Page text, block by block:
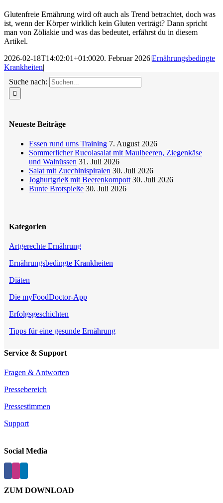
Glutenfreie Ernährung wird oft auch als Trend betrachtet, doch was
ist, wenn der Körper wirklich kein Gluten verträgt? Dann spricht
man von Zöliakie und was das bedeutet, erfährst du in diesem
Artikel.
2026-02-18T14:02:01+01:0020. Februar 2026|Ernährungsbedingte
Krankheiten|
Suche nach:
Neueste Beiträge
Essen rund ums Training 7. August 2026
Sommerlicher Rucolasalat mit Maulbeeren, Ziegenkäse
und Walnüssen 31. Juli 2026
Salat mit Zucchinispiralen 30. Juli 2026
Joghurtgrieß mit Beerenkompott 30. Juli 2026
Bunte Brotspieße 30. Juli 2026
Kategorien
Artgerechte Ernährung
Ernährungsbedingte Krankheiten
Diäten
Die myFoodDoctor-App
Erfolgsgeschichten
Tipps für eine gesunde Ernährung
Service & Support
Fragen & Antworten
Pressebereich
Pressestimmen
Support
Social Media
ZUM DOWNLOAD